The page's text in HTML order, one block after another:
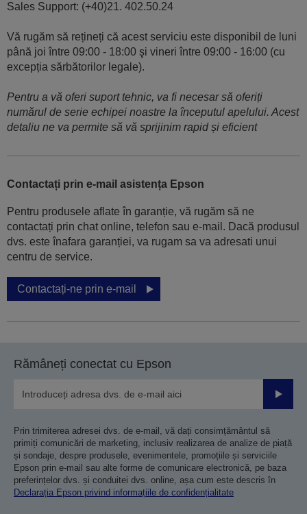
Sales Support: (+40)21. 402.50.24
Vă rugăm să rețineți că acest serviciu este disponibil de luni
până joi între 09:00 - 18:00 şi vineri între 09:00 - 16:00 (cu
excepția sărbătorilor legale).
Pentru a vă oferi suport tehnic, va fi necesar să oferiți
numărul de serie echipei noastre la începutul apelului. Acest
detaliu ne va permite să vă sprijinim rapid și eficient
Contactați prin e-mail asistența Epson
Pentru produsele aflate în garanție, vă rugăm să ne
contactați prin chat online, telefon sau e-mail. Dacă produsul
dvs. este înafara garanției, va rugam sa va adresati unui
centru de service.
Contactați-ne prin e-mail
Rămâneți conectat cu Epson
Prin trimiterea adresei dvs. de e-mail, vă dați consimțământul să
primiți comunicări de marketing, inclusiv realizarea de analize de piață
și sondaje, despre produsele, evenimentele, promoțiile și serviciile
Epson prin e-mail sau alte forme de comunicare electronică, pe baza
preferințelor dvs. și conduitei dvs. online, așa cum este descris în
Declarația Epson privind informațiile de confidențialitate